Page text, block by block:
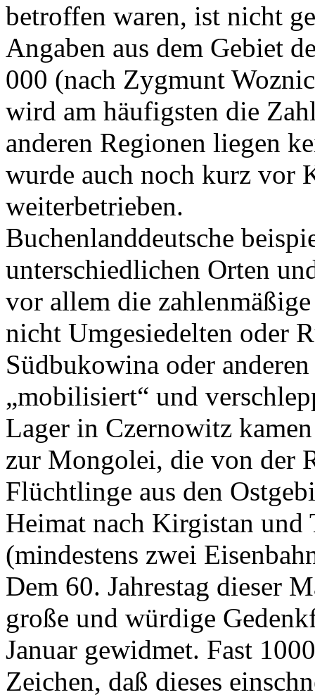
betroffen waren, ist nicht
Angaben aus dem Gebiet
000 (nach Zygmunt
wird am häufigsten die
anderen Regionen liegen
wurde auch noch kurz vor
weiterbetrieben.
Buchenlanddeutsche
unterschiedlichen Orten
vor allem die
nicht Umgesiedelten oder
Südbukowina oder
„mobilisiert“ und
Lager in Czernowitz
zur Mongolei, die von der
Flüchtlinge aus den
Heimat nach Kirgistan und
(mindestens zwei
Dem 60. Jahrestag dieser
große und würdige
Januar gewidmet. Fast
Zeichen, daß dieses